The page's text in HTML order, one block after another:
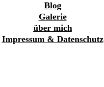
Blog
Galerie
über mich
Impressum & Datenschutz